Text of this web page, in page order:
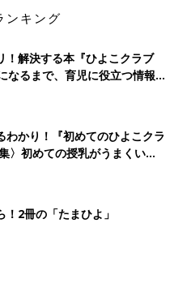
ンキング
！解決する本『ひよこクラブ
るまで、育児に役立つ情報が
わかり！『初めてのひよこクラ
〉初めての授乳がうまくい
の基本と夏のトラブル 解決テ
2冊の「たまひよ」